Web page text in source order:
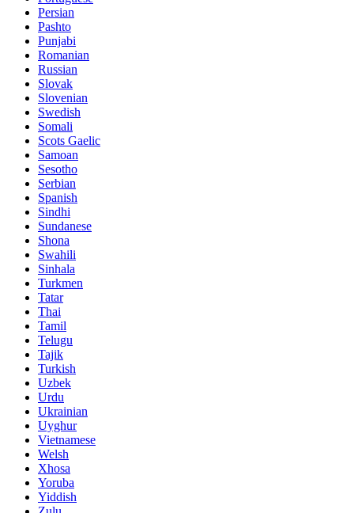
Persian
Pashto
Punjabi
Romanian
Russian
Slovak
Slovenian
Swedish
Somali
Scots Gaelic
Samoan
Sesotho
Serbian
Spanish
Sindhi
Sundanese
Shona
Swahili
Sinhala
Turkmen
Tatar
Thai
Tamil
Telugu
Tajik
Turkish
Uzbek
Urdu
Ukrainian
Uyghur
Vietnamese
Welsh
Xhosa
Yoruba
Yiddish